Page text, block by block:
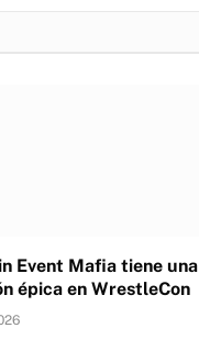
Event Mafia tiene una
épica en WrestleCon